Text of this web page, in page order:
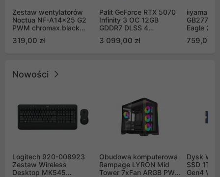
Zestaw wentylatorów
Noctua NF-A14x25 G2
PWM chromax.black
Push Pull (2szt)
319,00 zł
Palit GeForce RTX 5070
Infinity 3 OC 12GB
GDDR7 DLSS 4
GB2050S)
3 099,00 zł
iiyama G-
Eagle 27"
759,00 zł
Nowości
Logitech 920-008923
Zestaw Wireless
Desktop MK545
Obudowa komputerowa
Rampage LYRON Mid
Tower 7xFan ARGB PWM
Dysk WD
SSD 1TB
Gen4